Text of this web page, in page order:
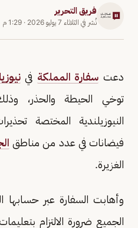
فريق التحرير
نُشر في الثلاثاء 7 يوليو 2026 · 1:29 م
دعت سفارة المملكة في
توخي الحيطة والحذر،
النيوزيلندية المختصة
فيضانات في عدد من مناطق
الغزيرة.
وأهابت السفارة عبر
الجميع ضرورة الالتزام